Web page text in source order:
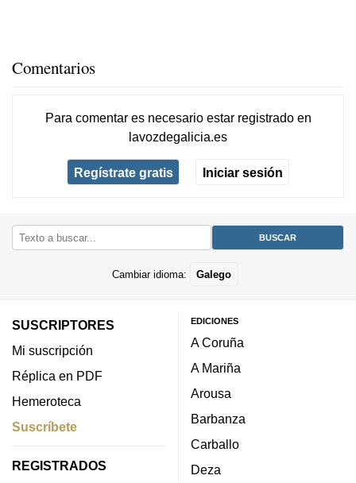
Comentarios
Para comentar es necesario estar registradoen
lavozdegalicia.es
Regístrate gratis Iniciar sesión
Cambiar idioma: Galego
SUSCRIPTORES
Mi suscripción
Réplica en PDF
Hemeroteca
Suscríbete
REGISTRADOS
EDICIONES
A Coruña
A Mariña
Arousa
Barbanza
Carballo
Deza